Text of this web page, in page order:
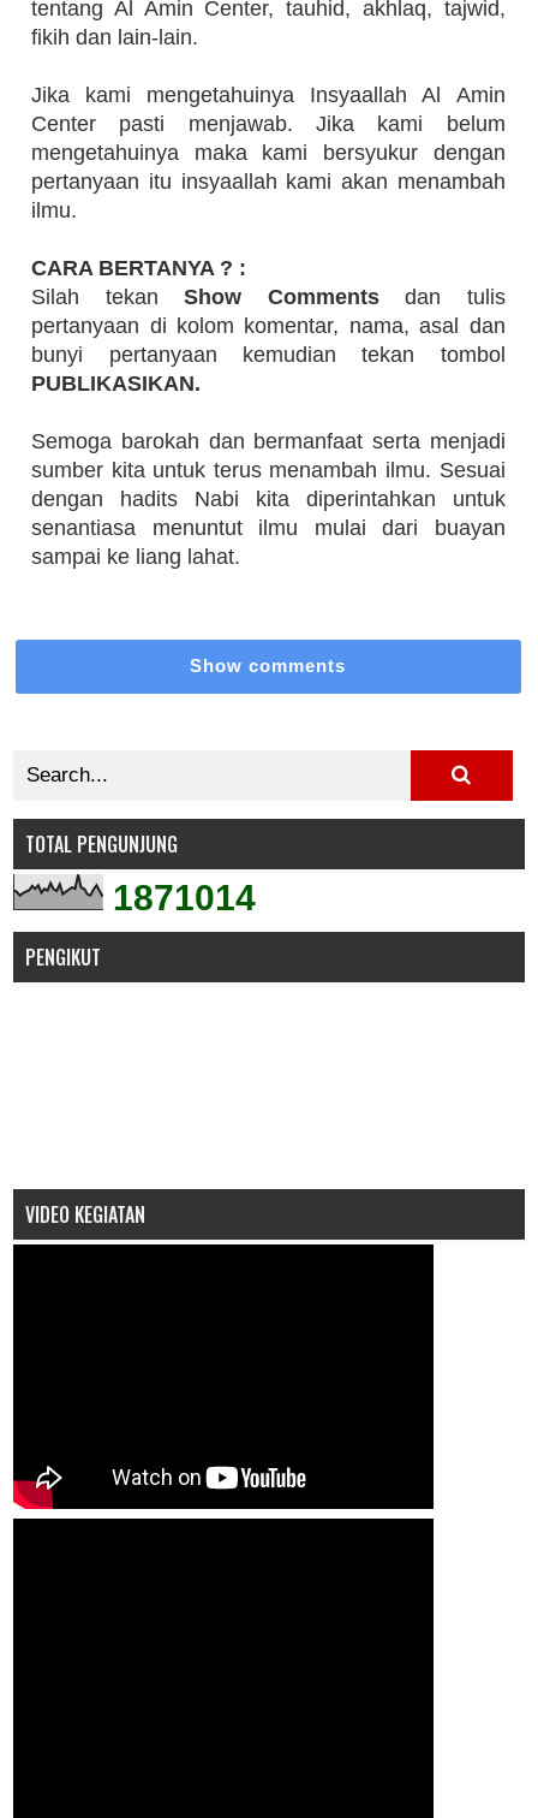
tentang Al Amin Center, tauhid, akhlaq, tajwid,
fikih dan lain-lain.
Jika kami mengetahuinya Insyaallah Al Amin
Center pasti menjawab. Jika kami belum
mengetahuinya maka kami bersyukur dengan
pertanyaan itu insyaallah kami akan menambah
ilmu.
CARA BERTANYA ? :
Silah tekanShow Commentsdan tulis
pertanyaan di kolom komentar, nama, asal dan
bunyi pertanyaan kemudian tekan tombol
PUBLIKASIKAN.
Semoga barokah dan bermanfaat serta menjadi
sumber kita untuk terus menambah ilmu. Sesuai
dengan hadits Nabi kita diperintahkan untuk
senantiasa menuntut ilmu mulai dari buayan
sampai ke liang lahat.
Show comments
TOTAL PENGUNJUNG
1871014
PENGIKUT
VIDEO KEGIATAN